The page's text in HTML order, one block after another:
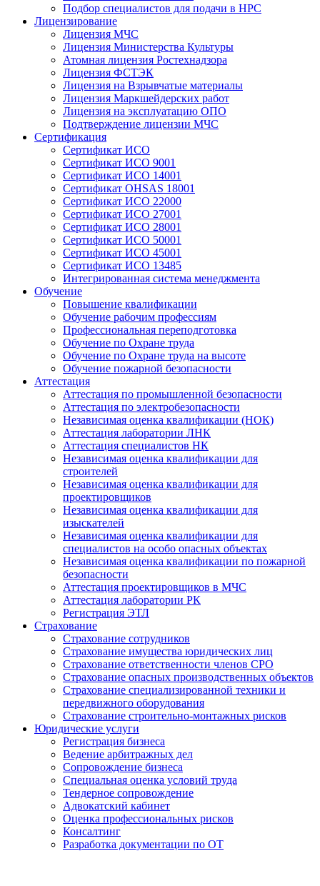
Подбор специалистов для подачи в НРС
Лицензирование
Лицензия МЧС
Лицензия Министерства Культуры
Атомная лицензия Ростехнадзора
Лицензия ФСТЭК
Лицензия на Взрывчатые материалы
Лицензия Маркшейдерских работ
Лицензия на эксплуатацию ОПО
Подтверждение лицензии МЧС
Сертификация
Сертификат ИСО
Сертификат ИСО 9001
Сертификат ИСО 14001
Сертификат OHSAS 18001
Сертификат ИСО 22000
Сертификат ИСО 27001
Сертификат ИСО 28001
Сертификат ИСО 50001
Сертификат ИСО 45001
Сертификат ИСО 13485
Интегрированная система менеджмента
Обучение
Повышение квалификации
Обучение рабочим профессиям
Профессиональная переподготовка
Обучение по Охране труда
Обучение по Охране труда на высоте
Обучение пожарной безопасности
Аттестация
Аттестация по промышленной безопасности
Аттестация по электробезопасности
Независимая оценка квалификации (НОК)
Аттестация лаборатории ЛНК
Аттестация специалистов НК
Независимая оценка квалификации для
строителей
Независимая оценка квалификации для
проектировщиков
Независимая оценка квалификации для
изыскателей
Независимая оценка квалификации для
специалистов на особо опасных объектах
Независимая оценка квалификации по пожарной
безопасности
Аттестация проектировщиков в МЧС
Аттестация лаборатории РК
Регистрация ЭТЛ
Страхование
Страхование сотрудников
Страхование имущества юридических лиц
Страхование ответственности членов СРО
Страхование опасных производственных объектов
Страхование специализированной техники и
передвижного оборудования
Страхование строительно-монтажных рисков
Юридические услуги
Регистрация бизнеса
Ведение арбитражных дел
Сопровождение бизнеса
Специальная оценка условий труда
Тендерное сопровождение
Адвокатский кабинет
Оценка профессиональных рисков
Консалтинг
Разработка документации по ОТ